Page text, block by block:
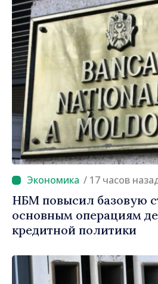
/ 17 часов
НБМ повысил базовую
основным операциям
кредитной политики